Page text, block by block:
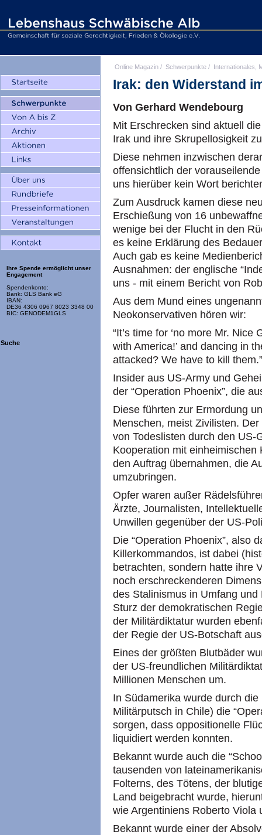
Ihre Spende ermöglicht unser
Engagement
Spendenkonto:
Bank: GLS Bank eG
IBAN:
DE36 4306 0967 8023 3348 00
BIC: GENODEM1GLS
Suche
Online Magazin / Schwerpunkte / Internationales,
Irak: den Widerstand
Von Gerhard Wendebourg
Mit Erschrecken sind aktuell
Irak und ihre Skrupellosigkeit
Diese nehmen inzwischen
offensichtlich der
uns hierüber kein Wort
Zum Ausdruck kamen diese
Erschießung von 16
wenige bei der Flucht in den
es keine Erklärung des
Auch gab es keine
Ausnahmen: der englische
uns - mit einem Bericht von
Aus dem Mund eines
Neokonservativen hören wir:
“It’s time for ‘no more Mr. Nice
with America!’ and dancing in
attacked? We have to kill them.”
Insider aus US-Army und
der “Operation Phoenix”, die
Diese führten zur Ermordung
Menschen, meist Zivilisten.
von Todeslisten durch den
Kooperation mit
den Auftrag übernahmen, die
umzubringen.
Opfer waren außer
Ärzte, Journalisten,
Unwillen gegenüber der US-
Die “Operation Phoenix”, also
Killerkommandos, ist dabei
betrachten, sondern hatte ihre
noch erschreckenderen
des Stalinismus in Umfang
Sturz der demokratischen
der Militärdiktatur wurden
der Regie der US-Botschaft
Eines der größten Blutbäder
der US-freundlichen
Millionen Menschen um.
In Südamerika wurde durch
Militärputsch in Chile) die
sorgen, dass oppositionelle
liquidiert werden konnten.
Bekannt wurde auch die
tausenden von
Folterns, des Tötens, der
Land beigebracht wurde,
wie Argentiniens Roberto Viola
Bekannt wurde einer der